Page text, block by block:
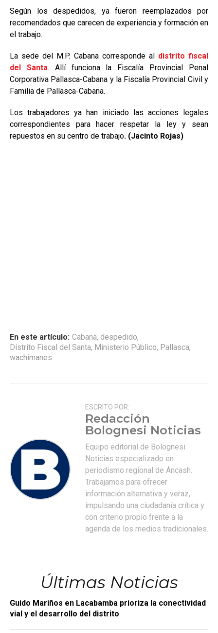
Según los despedidos, ya fueron reemplazados por
recomendados que carecen de experiencia y formación en
el trabajo.
La sede del M.P. Cabana corresponde al distrito fiscal
del Santa. Allí funciona la Fiscalía Provincial Penal
Corporativa Pallasca-Cabana y la Fiscalía Provincial Civil y
Familia de Pallasca-Cabana.
Los trabajadores ya han iniciado las acciones legales
correspondientes para hacer respetar la ley y sean
repuestos en su centro de trabajo. (Jacinto Rojas)
En este artículo: Cabana, despedido,
Distrito Fiscal del Santa, Ministerio Público, Pallasca,
wachimanes
ESCRITO POR:
Redacción
Bolognesi Noticias
Equipo editorial de Bolognesi
Noticias especializado en
periodismo regional de Áncash.
Trabajamos para ofrecer
información alternativa y veraz,
impulsando una ciudadanía crítica y
con criterio propio frente a la
agenda de los medios tradicionales.
Últimas Noticias
Guido Mariños en Lacabamba prioriza la conectividad
vial y el desarrollo del distrito